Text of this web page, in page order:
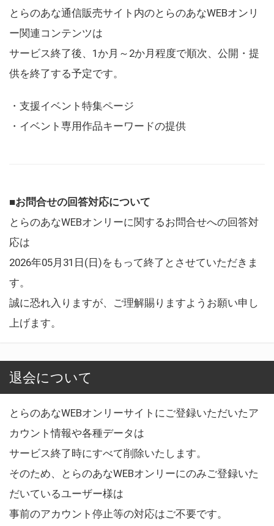
とらのあな通信販売サイト内のとらのあなWEBオンリ
ー関連コンテンツは
サービス終了後、1か月～2か月程度で順次、公開・提
供を終了する予定です。
・支援イベント特集ページ
・イベント専用作品キーワードの提供
■お問合せの回答対応について
とらのあなWEBオンリーに関するお問合せへの回答対
応は
2026年05月31日(日)をもって終了とさせていただきま
す。
誠に恐れ入りますが、ご理解賜りますようお願い申し
上げます。
退会について
とらのあなWEBオンリーサイトにご登録いただいたア
カウント情報や各種データは
サービス終了時にすべて削除いたします。
そのため、とらのあなWEBオンリーにのみご登録いた
だいているユーザー様は
事前のアカウント停止等の対応はご不要です。